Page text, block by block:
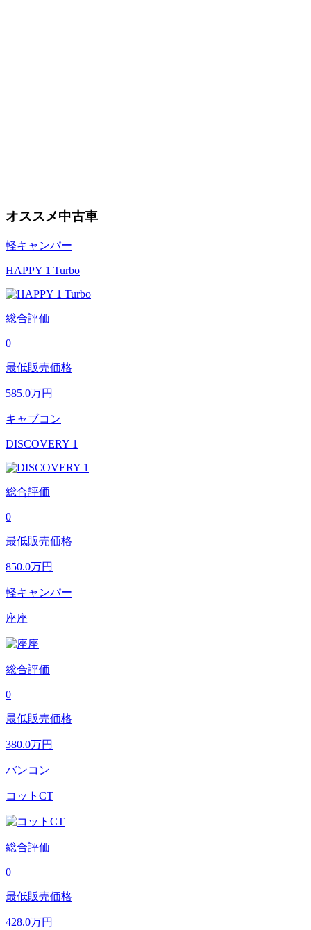
オススメ中古車
軽キャンパー
HAPPY 1 Turbo
総合評価
0
最低販売価格
585.0万円
キャブコン
DISCOVERY 1
総合評価
0
最低販売価格
850.0万円
軽キャンパー
座座
総合評価
0
最低販売価格
380.0万円
バンコン
コットCT
総合評価
0
最低販売価格
428.0万円